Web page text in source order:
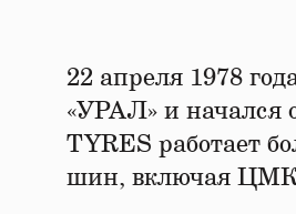
22 апреля 1978
«УРАЛ» и начался
TYRES работает
шин, включая ЦМК